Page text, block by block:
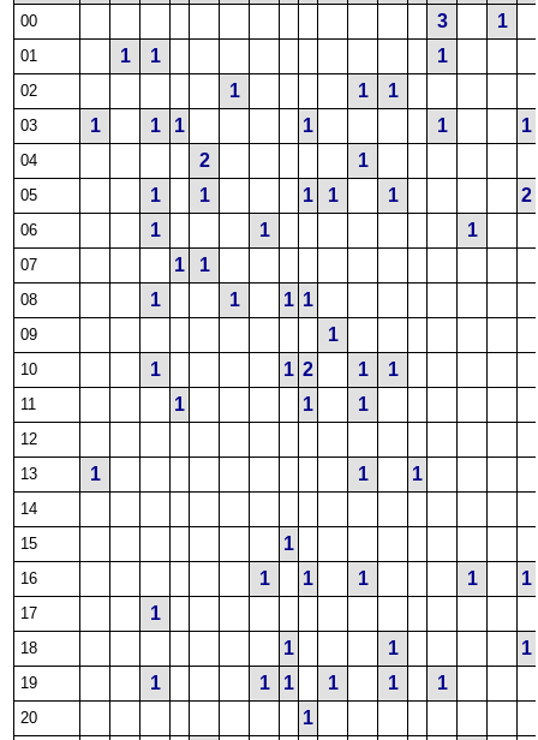
00 3 1
01 1 1 1
02 1 1 1
03 1 1 1 1 1 1
04 2 1
05 1 1 1 1 1 2
06 1 1 1
07 1 1
08 1 1 1 1
09 1
10 1 1 2 1 1
11 1 1 1
12
13
1 1 1
14
15
1
16 1 1 1 1 1
17 1
18 1 1 1
19 1 1 1 1 1 1
20 1